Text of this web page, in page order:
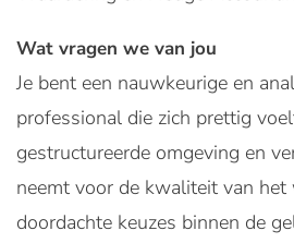
Wat vragen we van jou
Je bent een nauwkeurige en
professional die zich prettig
gestructureerde omgeving en
neemt voor de kwaliteit van het
doordachte keuzes binnen de